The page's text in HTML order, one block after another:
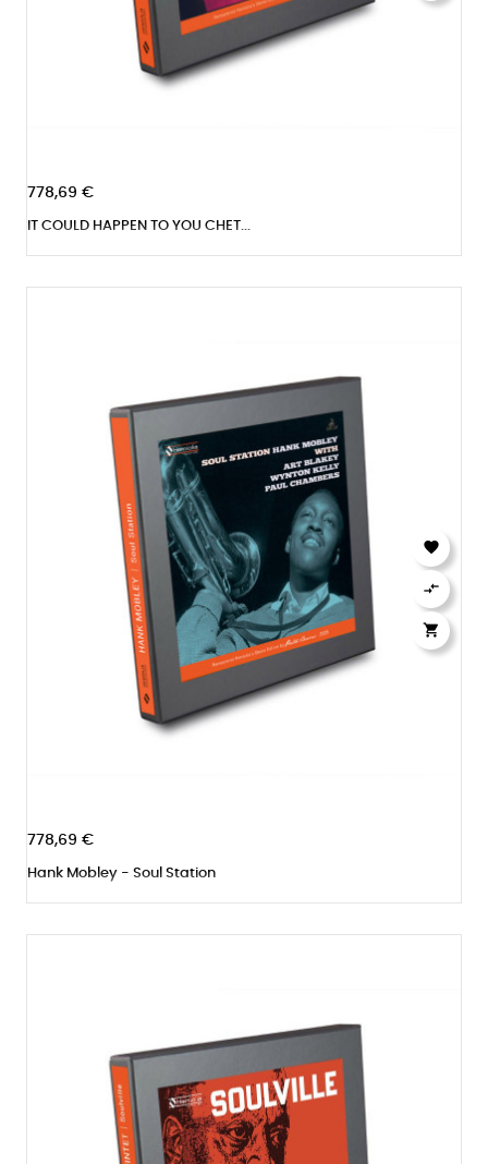
778,69 €
IT COULD HAPPEN TO YOU CHET...
778,69 €
Hank Mobley - Soul Station


